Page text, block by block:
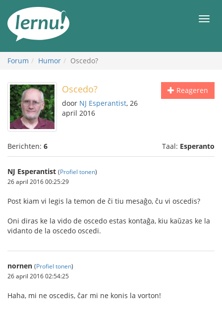
inhoud
Forum Humor Oscedo?
Reageren
Oscedo?
door NJ Esperantist, 26
april 2016
Berichten: 6 Taal: Esperanto
NJ Esperantist (Profiel tonen)
26 april 2016 00:25:29
Post kiam vi legis la temon de ĉi tiu mesaĝo, ĉu vi oscedis?
Oni diras ke la vido de oscedo estas kontaĝa, kiu kaŭzas ke la
vidanto de la oscedo oscedi.
nornen (Profiel tonen)
26 april 2016 02:54:25
Haha, mi ne oscedis, ĉar mi ne konis la vorton!